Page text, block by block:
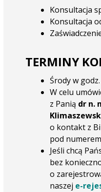
Konsultacja
Konsultacja
TERMINY
Środy w
W celu
z Panią dr n.
o kontakt z
pod
Jeśli chcą
bez
o
naszej e-